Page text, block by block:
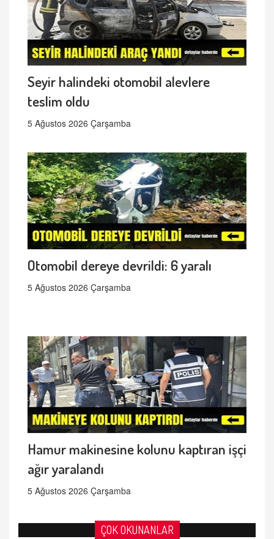
Seyir halindeki otomobil alevlere
teslim oldu
5 Ağustos 2026 Çarşamba
Otomobil dereye devrildi: 6 yaralı
5 Ağustos 2026 Çarşamba
Hamur makinesine kolunu kaptıran işçi
ağır yaralandı
5 Ağustos 2026 Çarşamba
ÇOK OKUNANLAR